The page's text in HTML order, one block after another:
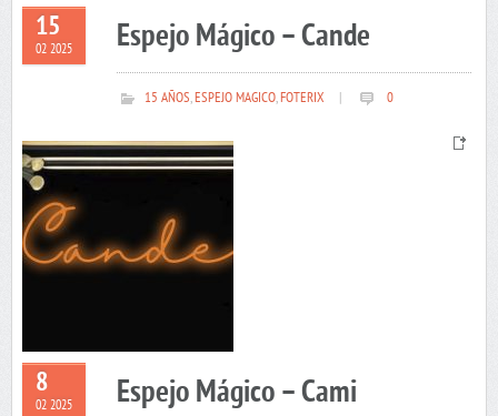
15
02 2025 Espejo Mágico – Cande
15 AÑOS,ESPEJO MAGICO,FOTERIX 0
8
02 2025 Espejo Mágico – Cami